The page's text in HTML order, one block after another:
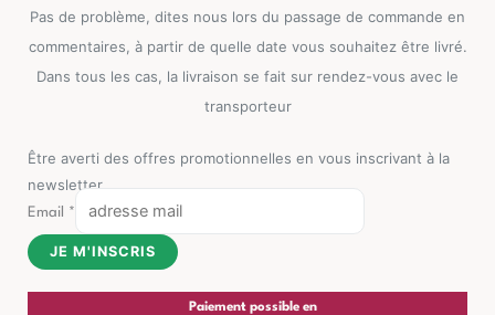
Pas de problème, dites nous lors du passage de commande en
commentaires, à partir de quelle date vous souhaitez être livré.
Dans tous les cas, la livraison se fait sur rendez-vous avec le
transporteur
Être averti des offres promotionnelles en vous inscrivant à la
newsletter
Email *
JE M'INSCRIS
Paiement possible en